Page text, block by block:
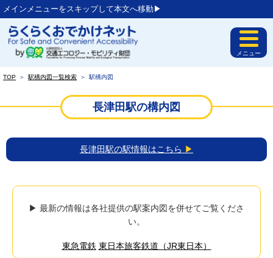
メインメニューをスキップして本文へ移動▶︎
メニュー
TOP ＞ 駅構内図一覧検索 ＞ 駅構内図
長津田駅の構内図
長津田駅の駅情報はこちら ▶
▶ 最新の情報は各社提供の駅案内図を併せてご覧くださ
い。
東急電鉄 東日本旅客鉄道（JR東日本）